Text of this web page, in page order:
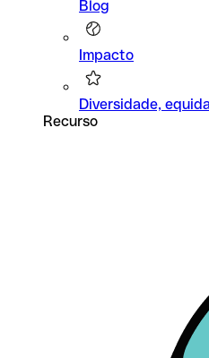
Blog
Impacto
Diversidade,
Recurso